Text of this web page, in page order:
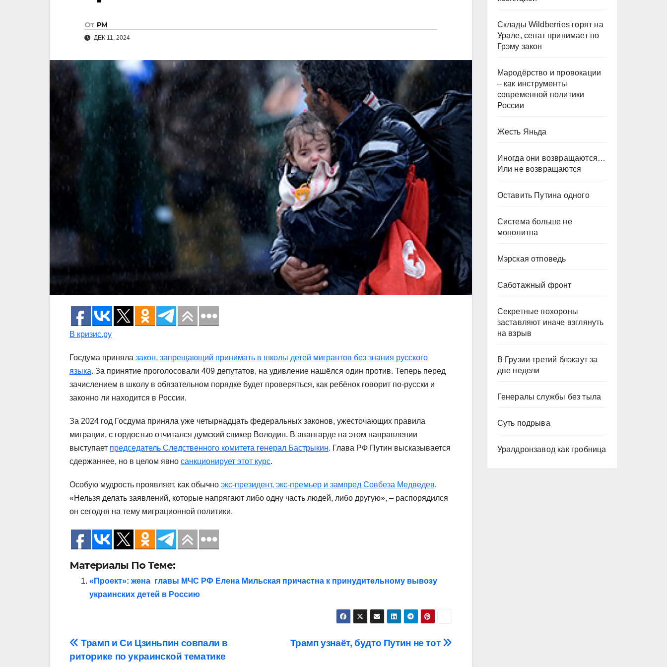
От РМ
ДЕК 11, 2024
В кризис.ру
Госдума приняла закон, запрещающий принимать в школы детей мигрантов без знания русского
языка. За принятие проголосовали 409 депутатов, на удивление нашёлся один против. Теперь перед
зачислением в школу в обязательном порядке будет проверяться, как ребёнок говорит по-русски и
законно ли находится в России.
За 2024 год Госдума приняла уже четырнадцать федеральных законов, ужесточающих правила
миграции, с гордостью отчитался думский спикер Володин. В авангарде на этом направлении
выступает председатель Следственного комитета генерал Бастрыкин. Глава РФ Путин высказывается
сдержаннее, но в целом явно санкционирует этот курс.
Особую мудрость проявляет, как обычно экс-президент, экс-премьер и зампред Совбеза Медведев.
«Нельзя делать заявлений, которые напрягают либо одну часть людей, либо другую», – распорядился
он сегодня на тему миграционной политики.
Материалы По Теме:
«Проект»: жена главы МЧС РФ Елена Мильская причастна к принудительному вывозу
украинских детей в Россию
Навигация
Трамп узнаёт, будто Путин не тот
Трамп и Си Цзиньпин совпали в
риторике по украинской тематике
Склады Wildberries горят на
Урале, сенат принимает по
Грэму закон
Мародёрство и провокации
– как инструменты
современной политики
России
Жесть Яньда
Иногда они возвращаются…
Или не возвращаются
Оставить Путина одного
Система больше не
монолитна
Мэрская отповедь
Саботажный фронт
Секретные похороны
заставляют иначе взглянуть
на взрыв
В Грузии третий блэкаут за
две недели
Генералы службы без тыла
Суть подрыва
Уралдронзавод как гробница